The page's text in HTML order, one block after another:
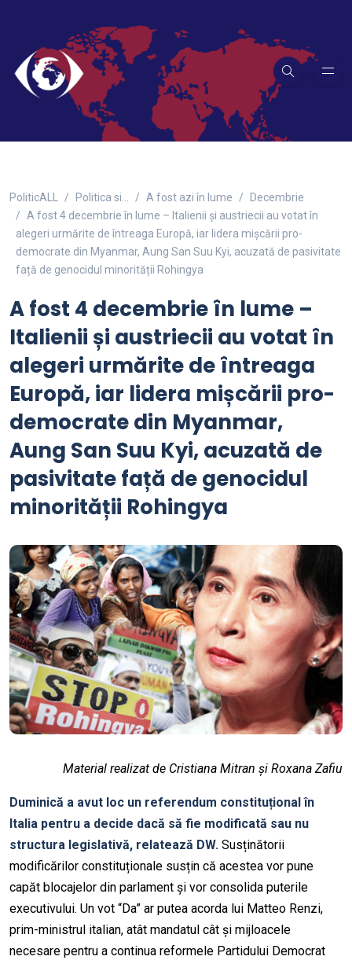
PoliticALL Politica si… A fost azi în lume
Decembrie
A fost 4 decembrie în lume – Italienii și austriecii au votat în
alegeri urmărite de întreaga Europă, iar lidera mișcării pro-
democrate din Myanmar, Aung San Suu Kyi, acuzată de pasivitate
față de genocidul minorității Rohingya
A fost 4 decembrie în lume –
Italienii și austriecii au votat în
alegeri urmărite de întreaga
Europă, iar lidera mișcării pro-
democrate din Myanmar,
Aung San Suu Kyi, acuzată de
pasivitate față de genocidul
minorității Rohingya
Material realizat de Cristiana Mitran și Roxana Zafiu
Duminică a avut loc un referendum constituțional în
Italia pentru a decide dacă să fie modificată sau nu
structura legislativă, relatează DW. Susținătorii
modificărilor constituționale susțin că acestea vor pune
capăt blocajelor din parlament și vor consolida puterile
executivului. Un vot “Da” ar putea acorda lui Matteo Renzi,
prim-ministrul italian, atât mandatul cât și mijloacele
necesare pentru a continua reformele Partidului Democrat